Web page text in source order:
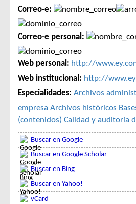
Correo-e:
Correo-e personal:
Web personal: http://
Web institucional: http://
Especialidades: Archivos
empresa Archivos históricos
(contenidos) Calidad y auditoría
Buscar en Google
Buscar en Google Scholar
Buscar en Bing
Buscar en Yahoo!
vCard